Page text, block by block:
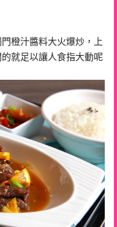
橙汁醬料大火爆炒，上
就足以讓人食指大動呢